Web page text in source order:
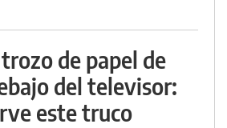
de papel de
del televisor:
este truco